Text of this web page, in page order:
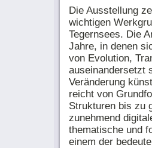
Die Ausstellung
wichtigen
Tegernsees. Die
Jahre, in denen
von Evolution,
auseinandersetzt
Veränderung
reicht von
Strukturen bis zu
zunehmend
thematische und
einem der